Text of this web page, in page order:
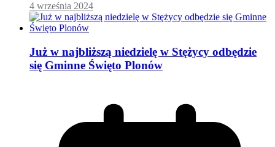
4 września 2024
Już w najbliższą niedzielę w Stężycy odbędzie
się Gminne Święto Plonów